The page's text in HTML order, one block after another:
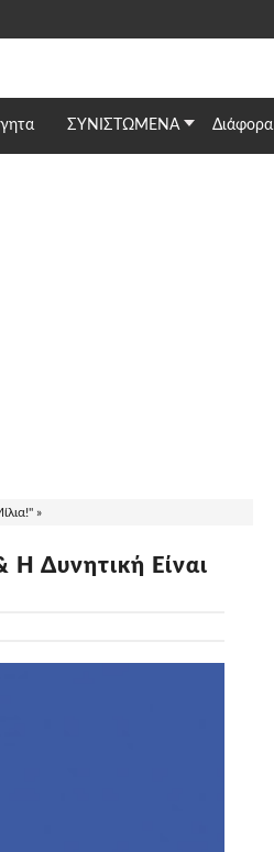
ΣΥΝΙΣΤΩΜΕΝΑ Διάφορα
»
Η Δυνητική Είναι